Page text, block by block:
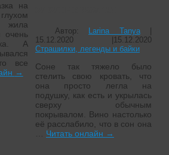
на
жила
очень
А
все
→
Автор: Larina Tanya
15.12.2020
15.12.2020
Страшилки, легенды и байки
Соне так тяжело было
стелить свою кровать, что
она просто легла на
подушку, как есть и укрылась
сверху обычным
покрывалом. Вино настолько
её расслабило, что в сон она
… Читать онлайн →